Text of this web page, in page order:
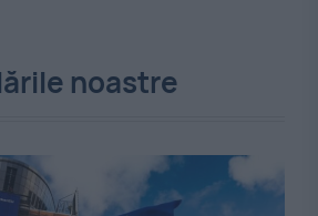
noastre